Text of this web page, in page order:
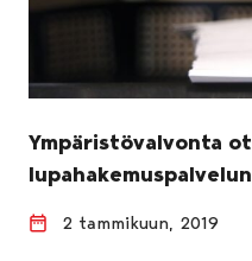
Ympäristövalvonta
2 tammikuun, 2019